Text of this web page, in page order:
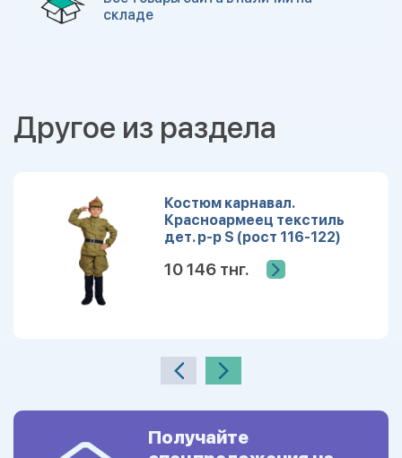
складе
Другое из раздела
Костюм карнавал.
Красноармеец текстиль
дет. р-р S (рост 116-122)
10 146 тнг.
Получайте